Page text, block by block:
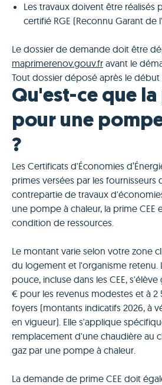
Les travaux doivent être réalisés
certifié RGE (Reconnu Garant de
Le dossier de demande doit être
maprimerenov.gouv.fr avant le
Tout dossier déposé après le début
Qu'est-ce que la
pour une
?
Les Certificats d'Économies
primes versées par les fournisseurs
contrepartie de travaux
une pompe à chaleur, la prime CEE
condition de ressources.
Le montant varie selon votre zone
du logement et l'organisme retenu.
pouce, incluse dans les CEE,
€ pour les revenus modestes et à 2
foyers (montants indicatifs 2026, à
en vigueur). Elle s'applique
remplacement d'une chaudière au
gaz par une pompe à chaleur.
La demande de prime CEE doit